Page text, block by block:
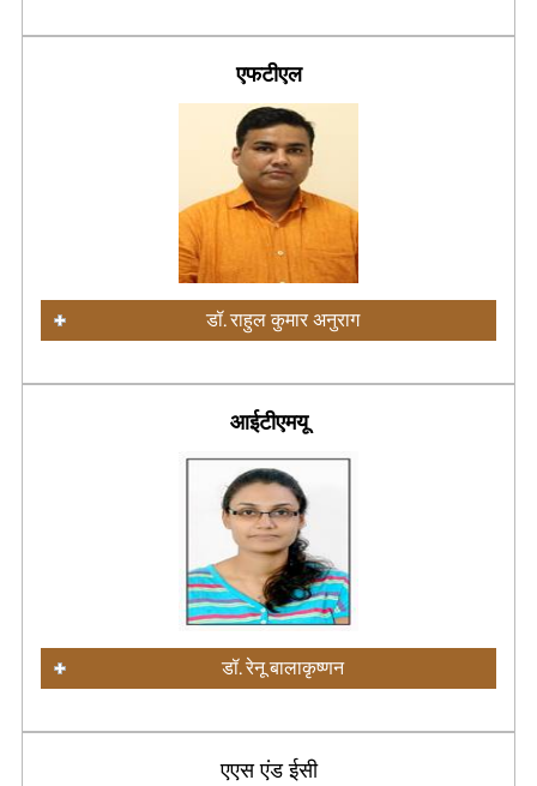
एफटीएल
डॉ. राहुल कुमार अनुराग
आईटीएमयू
डॉ. रेनू बालाकृष्णन
एएस एंड ईसी